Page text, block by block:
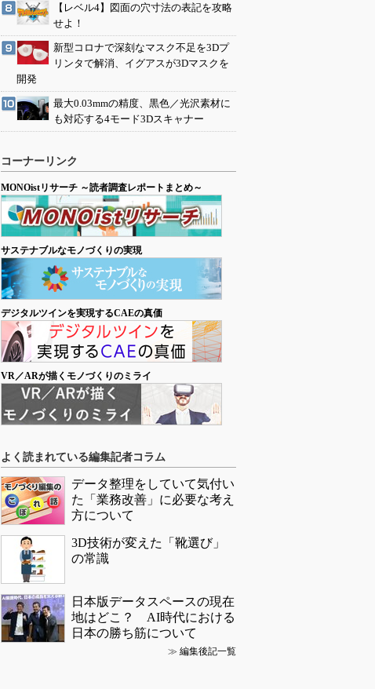
【レベル4】図面の穴寸法の表記を攻略
せよ！
新型コロナで深刻なマスク不足を3Dプ
リンタで解消、イグアスが3Dマスクを
開発
最大0.03mmの精度、黒色／光沢素材に
も対応する4モード3Dスキャナー
コーナーリンク
MONOistリサーチ ～読者調査レポートまとめ～
サステナブルなモノづくりの実現
デジタルツインを実現するCAEの真価
VR／ARが描くモノづくりのミライ
よく読まれている編集記者コラム
データ整理をしていて気付い
た「業務改善」に必要な考え
方について
3D技術が変えた「靴選び」
の常識
日本版データスペースの現在
地はどこ？ AI時代における
日本の勝ち筋について
≫ 編集後記一覧